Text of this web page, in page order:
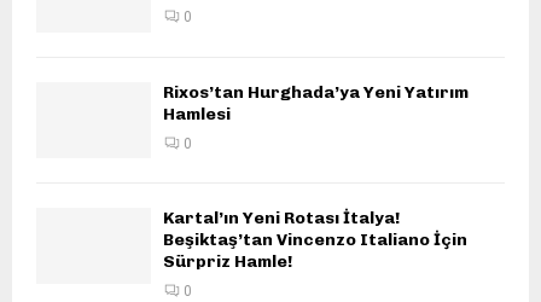
0
Rixos’tan Hurghada’ya Yeni Yatırım
Hamlesi
0
Kartal’ın Yeni Rotası İtalya!
Beşiktaş’tan Vincenzo Italiano İçin
Sürpriz Hamle!
0